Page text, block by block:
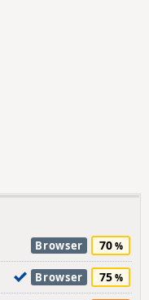
Browser 70
Browser 75